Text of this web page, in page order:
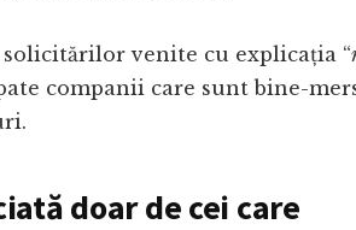
venite cu explicația “
companii care sunt bine-
doar de cei care